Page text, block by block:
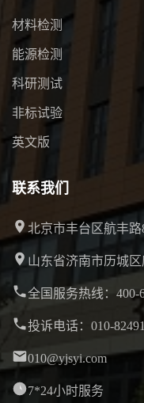
材料检测
能源检测
科研测试
非标试验
英文版
联系我们
北京市丰台区航丰路
山东省济南市历城
全国服务热线：400-
投诉电话：010-
010@yjsyi.com
7*24小时服务